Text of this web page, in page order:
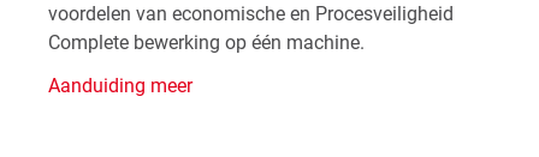
voordelen van economische en Procesveiligheid
Complete bewerking op één machine.
Aanduiding meer